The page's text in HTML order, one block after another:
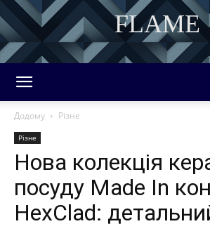
FLAME
DISCOVER THE ART OF
Додому Різне
Різне
Нова колекція
посуду Made In
HexClad: